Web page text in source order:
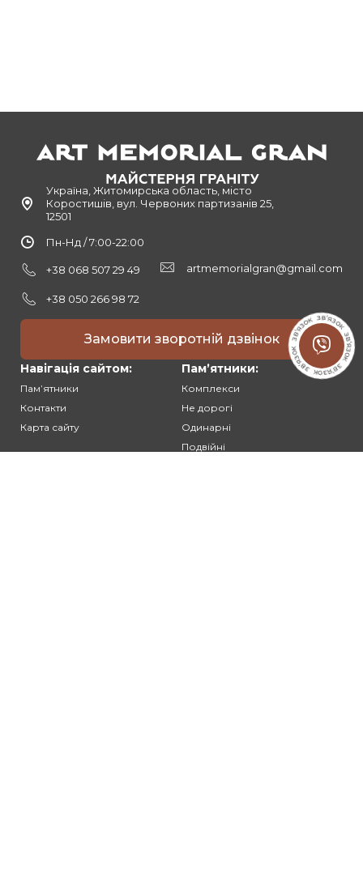
Україна, Житомирська область, місто
Коростишів, вул. Червоних партизанів 25,
12501
Пн-Нд / 7:00-22:00
+38 068 507 29 49
+38 050 266 98 72
artmemorialgran@gmail.com
Замовити зворотній дзвінок
Навігація сайтом:
Памʼятники
Контакти
Карта сайту
Памʼятники:
Комплекси
Не дорогі
Одинарні
Подвійні